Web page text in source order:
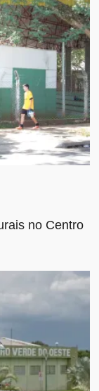
no Centro